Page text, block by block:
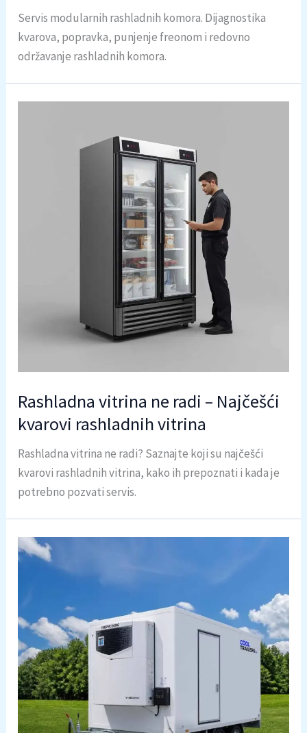
Servis modularnih rashladnih komora. Dijagnostika
kvarova, popravka, punjenje freonom i redovno
održavanje rashladnih komora.
Rashladna vitrina ne radi – Najčešći
kvarovi rashladnih vitrina
Rashladna vitrina ne radi? Saznajte koji su najčešći
kvarovi rashladnih vitrina, kako ih prepoznati i kada je
potrebno pozvati servis.